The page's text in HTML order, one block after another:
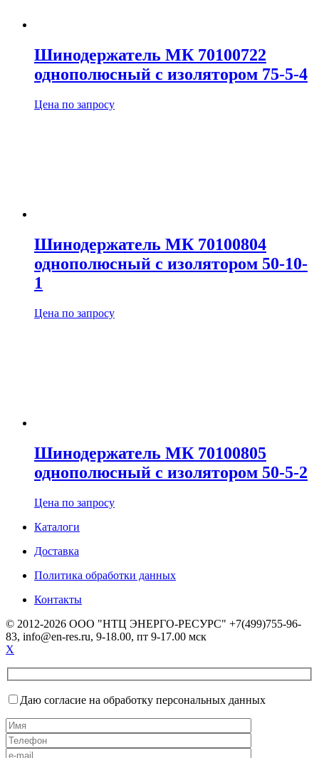
Шинодержатель МК 70100722
однополюсный с изолятором 75-5-4
Цена по запросу
Шинодержатель МК 70100804
однополюсный с изолятором 50-10-
1
Цена по запросу
Шинодержатель МК 70100805
однополюсный с изолятором 50-5-2
Цена по запросу
Каталоги
Доставка
Политика обработки данных
Контакты
© 2012-2026 ООО "НТЦ ЭНЕРГО-РЕСУРС" +7(499)755-96-
83, info@en-res.ru, 9-18.00, пт 9-17.00 мск
X
Даю согласие на обработку персональных данных